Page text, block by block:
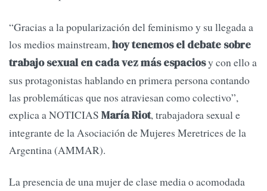
“Gracias a la popularización del feminismo y su llegada a
los medios mainstream,hoy tenemos el debate sobre
trabajo sexual en cada vez más espaciosy con ello a
sus protagonistas hablando en primera persona contando
las problemáticas que nos atraviesan como colectivo”,
explica a NOTICIAS María Riot, trabajadora sexual e
integrante de la Asociación de Mujeres Meretrices de la
Argentina (AMMAR).
La presencia de una mujer de clase media o acomodada